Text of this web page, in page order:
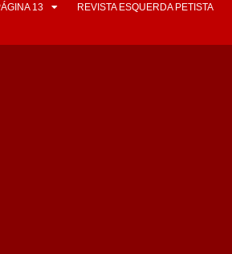
13 REVISTA ESQUERDA PETISTA